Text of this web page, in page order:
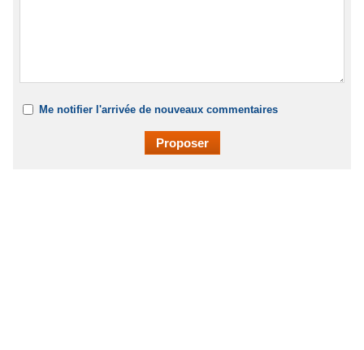
Me notifier l'arrivée de nouveaux commentaires